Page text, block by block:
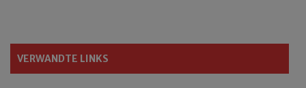
VERWANDTE LINKS